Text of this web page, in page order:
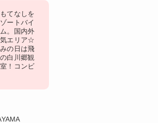
てなしを
ートバイ
。国内外
エリア☆
の日は飛
白川郷観
！コンビ